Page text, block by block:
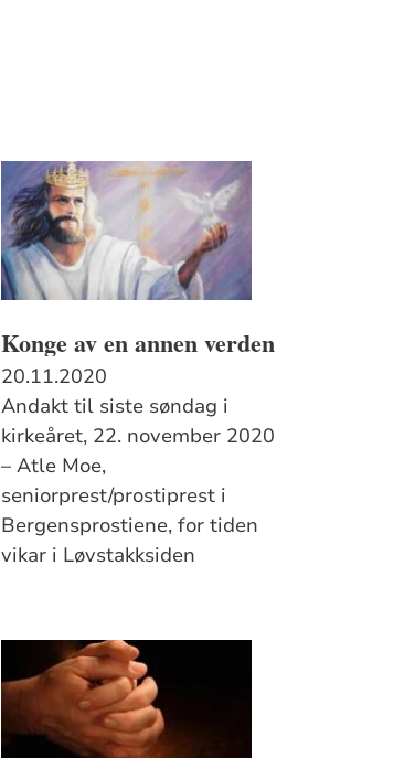
Konge av en annen verden
20.11.2020
Andakt til siste søndag i
kirkeåret, 22. november 2020
– Atle Moe,
seniorprest/prostiprest i
Bergensprostiene, for tiden
vikar i Løvstakksiden